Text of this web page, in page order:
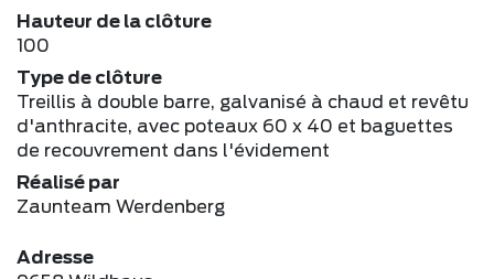
Hauteur de la clôture
100
Type de clôture
Treillis à double barre, galvanisé à chaud et revêtu
d'anthracite, avec poteaux 60 x 40 et baguettes
de recouvrement dans l'évidement
Réalisé par
Zaunteam Werdenberg
Adresse